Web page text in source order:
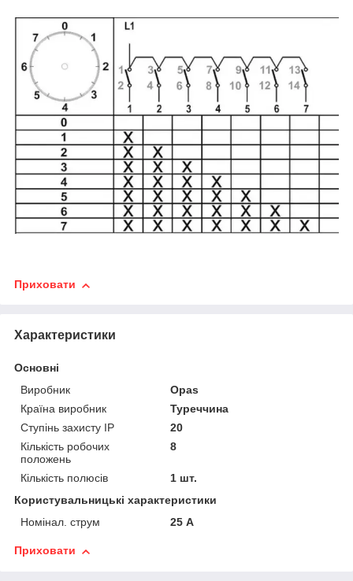
Приховати
Характеристики
Основні
Виробник
Opas
Країна виробник
Туреччина
Ступінь захисту IP
20
Кількість робочих
положень
8
Кількість полюсів
1 шт.
Користувальницькі характеристики
Номінал. струм
25 А
Приховати